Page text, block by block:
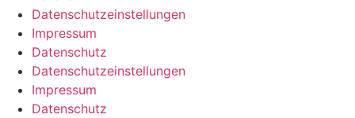
Datenschutzeinstellungen
Impressum
Datenschutz
Datenschutzeinstellungen
Impressum
Datenschutz